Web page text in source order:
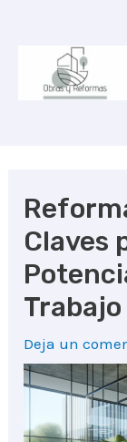
contenido
Claves
Trabajo
Deja un